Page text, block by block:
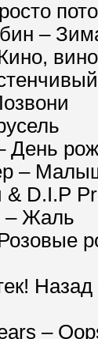
–
День
–
D.I.P
– Жаль
–